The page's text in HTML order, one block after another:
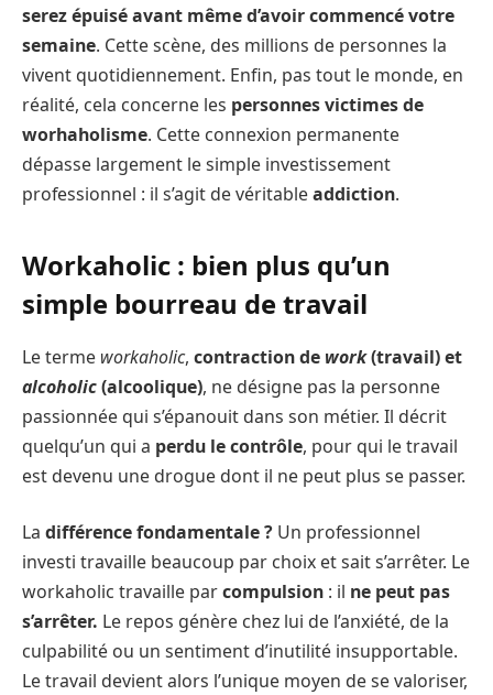
serez épuisé avant même d’avoir commencé votre
semaine. Cette scène, des millions de personnes la
vivent quotidiennement. Enfin, pas tout le monde, en
réalité, cela concerne les personnes victimes de
worhaholisme. Cette connexion permanente
dépasse largement le simple investissement
professionnel : il s’agit de véritableaddiction.
Workaholic : bien plus qu’un
simple bourreau de travail
Le terme workaholic, contraction de work(travail) et
alcoholic(alcoolique), ne désigne pas la personne
passionnée qui s’épanouit dans son métier. Il décrit
quelqu’un qui a perdu le contrôle, pour qui le travail
est devenu une drogue dont il ne peut plus se passer.
La différence fondamentale ? Un professionnel
investi travaille beaucoup par choix et sait s’arrêter. Le
workaholic travaille parcompulsion : il ne peut pas
s’arrêter. Le repos génère chez lui de l’anxiété, de la
culpabilité ou un sentiment d’inutilité insupportable.
Le travail devient alors l’unique moyen de se valoriser,